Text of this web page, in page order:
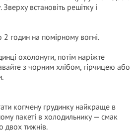
встановіть решітку і
2 годин на помірному вогні.
охолонути, потім наріжте
з чорним хлібом, гірчицею або
копчену грудинку найкраще в
пакеті в холодильнику — смак
двох тижнів.